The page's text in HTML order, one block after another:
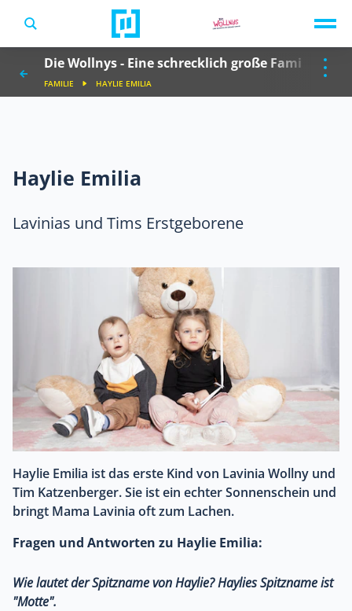
Die Wollnys - Eine schrecklich große Familie
FAMILIE HAYLIE EMILIA
Haylie Emilia
Lavinias und Tims Erstgeborene
Haylie Emilia ist das erste Kind von Lavinia Wollny und
Tim Katzenberger. Sie ist ein echter Sonnenschein und
bringt Mama Lavinia oft zum Lachen.
Fragen und Antworten zu Haylie Emilia:
Wie lautet der Spitzname von Haylie?Haylies Spitzname ist
"Motte".